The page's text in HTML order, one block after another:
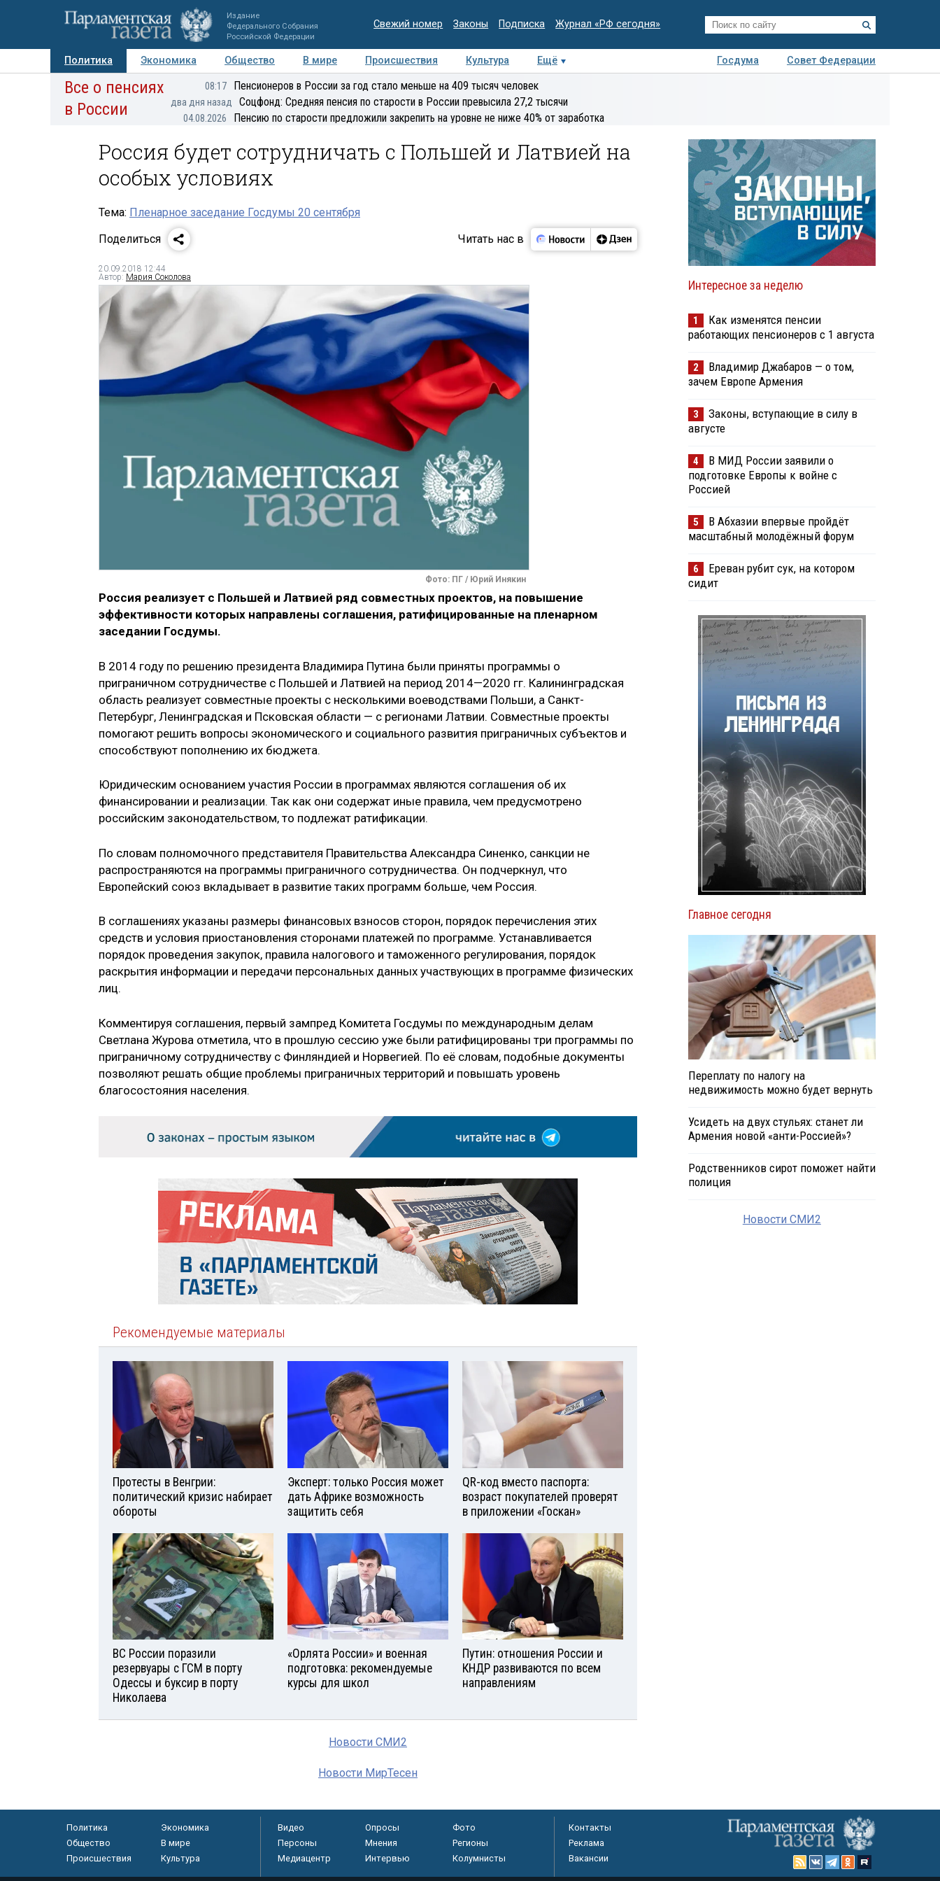
Издание
Федерального Собрания
Российской Федерации
Свежий номер Законы Подписка Журнал «РФ сегодня»
Политика Экономика Общество В мире Происшествия Культура Ещё Госдума
Совет Федерации
Авторы Персоны Мнения Регионы Медиацентр Интервью Колумнисты
Все о пенсиях
в России
08:17 Пенсионеров в России за год стало меньше на 409 тысяч человек
два дня назад Соцфонд: Средняя пенсия по старости в России превысила 27,2 тысячи
04.08.2026 Пенсию по старости предложили закрепить на уровне не ниже 40% от заработка
Россия будет сотрудничать с Польшей и Латвией на
особых условиях
Тема: Пленарное заседание Госдумы 20 сентября
Поделиться
Читать нас в
20.09.2018 12:44
Автор: Мария Соколова
Фото: ПГ / Юрий Инякин
Россия реализует с Польшей и Латвией ряд совместных проектов, на повышение
эффективности которых направлены соглашения, ратифицированные на пленарном
заседании Госдумы.
В 2014 году по решению президента Владимира Путина были приняты программы о
приграничном сотрудничестве с Польшей и Латвией на период 2014—2020 гг. Калининградская
область реализует совместные проекты с несколькими воеводствами Польши, а Санкт-
Петербург, Ленинградская и Псковская области — с регионами Латвии. Совместные проекты
помогают решить вопросы экономического и социального развития приграничных субъектов и
способствуют пополнению их бюджета.
Юридическим основанием участия России в программах являются соглашения об их
финансировании и реализации. Так как они содержат иные правила, чем предусмотрено
российским законодательством, то подлежат ратификации.
По словам полномочного представителя Правительства Александра Синенко, санкции не
распространяются на программы приграничного сотрудничества. Он подчеркнул, что
Европейский союз вкладывает в развитие таких программ больше, чем Россия.
В соглашениях указаны размеры финансовых взносов сторон, порядок перечисления этих
средств и условия приостановления сторонами платежей по программе. Устанавливается
порядок проведения закупок, правила налогового и таможенного регулирования, порядок
раскрытия информации и передачи персональных данных участвующих в программе физических
лиц.
Комментируя соглашения, первый зампред Комитета Госдумы по международным делам
Светлана Журова отметила, что в прошлую сессию уже были ратифицированы три программы по
приграничному сотрудничеству с Финляндией и Норвегией. По её словам, подобные документы
позволяют решать общие проблемы приграничных территорий и повышать уровень
благосостояния населения.
Рекомендуемые материалы
Протесты в Венгрии:
политический кризис набирает
обороты
Эксперт: только Россия может
дать Африке возможность
защитить себя
QR-код вместо паспорта:
возраст покупателей проверят
в приложении «Госкан»
ВС России поразили
резервуары с ГСМ в порту
Одессы и буксир в порту
Николаева
«Орлята России» и военная
подготовка: рекомендуемые
курсы для школ
Путин: отношения России и
КНДР развиваются по всем
направлениям
Новости СМИ2
Новости МирТесен
Интересное за неделю
1
Как изменятся пенсии
работающих пенсионеров с 1 августа
2
Владимир Джабаров — о том,
зачем Европе Армения
3
Законы, вступающие в силу в
августе
4
В МИД России заявили о
подготовке Европы к войне с
Россией
5
В Абхазии впервые пройдёт
масштабный молодёжный форум
6
Ереван рубит сук, на котором
сидит
Главное сегодня
Переплату по налогу на
недвижимость можно будет вернуть
Усидеть на двух стульях: станет ли
Армения новой «анти-Россией»?
Родственников сирот поможет найти
полиция
Новости СМИ2
Политика
Экономика
Общество
В мире
Происшествия
Культура
Видео Опросы
Фото
Персоны
Мнения
Регионы
Медиацентр
Интервью Колумнисты
Контакты
Реклама
Вакансии